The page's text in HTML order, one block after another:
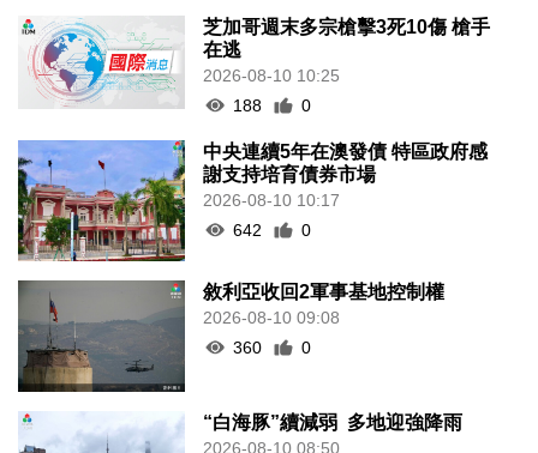
芝加哥週末多宗槍擊3死10傷 槍手
在逃
2026-08-10 10:25
188
0
中央連續5年在澳發債 特區政府感
謝支持培育債券市場
2026-08-10 10:17
642
0
敘利亞收回2軍事基地控制權
2026-08-10 09:08
360
0
“白海豚”續減弱 多地迎強降雨
2026-08-10 08:50